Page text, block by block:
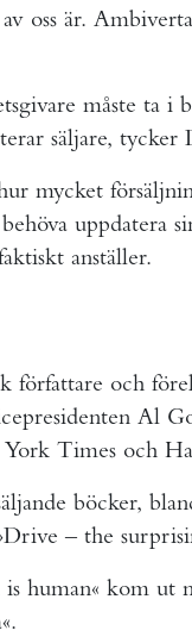
av oss är.
måste ta i
säljare, tycker
mycket
uppdatera
anställer.
författare och
Al
Times och
böcker,
– the
is human« kom